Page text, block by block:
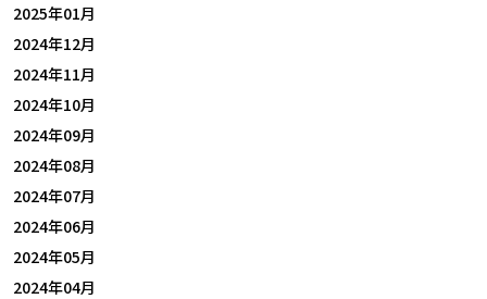
2025年01月
2024年12月
2024年11月
2024年10月
2024年09月
2024年08月
2024年07月
2024年06月
2024年05月
2024年04月